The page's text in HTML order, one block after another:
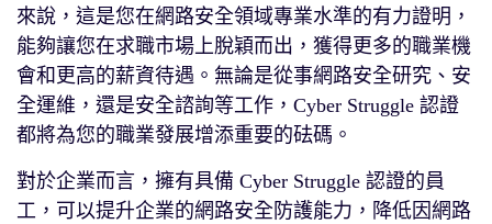
來說，這是您在網路安全領域專業水準的有力證明，
能夠讓您在求職市場上脫穎而出，獲得更多的職業機
會和更高的薪資待遇。無論是從事網路安全研究、安
全運維，還是安全諮詢等工作，Cyber Struggle 認證
都將為您的職業發展增添重要的砝碼。
對於企業而言，擁有具備 Cyber Struggle 認證的員
工，可以提升企業的網路安全防護能力，降低因網路